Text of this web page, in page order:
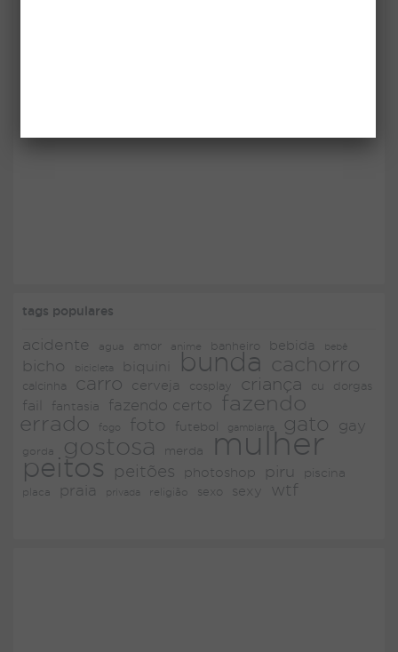
tags populares
acidente agua amor anime banheiro bebida bebê
bicho bicicleta biquini bunda cachorro
calcinha carro cerveja cosplay criança cu dorgas
fail fantasia fazendo certo
fazendo
errado
fogo foto futebol gambiarra gato gay
gorda gostosa merda mulher
peitos peitões photoshop piru piscina
placa praia privada religião sexo sexy wtf